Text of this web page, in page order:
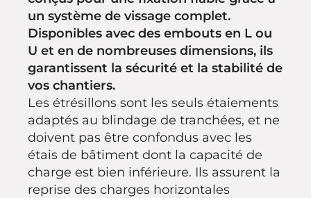
un système de vissage complet.
Disponibles avec des embouts en L ou
U et en de nombreuses dimensions, ils
garantissent la sécurité et la stabilité de
vos chantiers.
Les étrésillons sont les seuls étaiements
adaptés au blindage de tranchées, et ne
doivent pas être confondus avec les
étais de bâtiment dont la capacité de
charge est bien inférieure. Ils assurent la
reprise des charges horizontales